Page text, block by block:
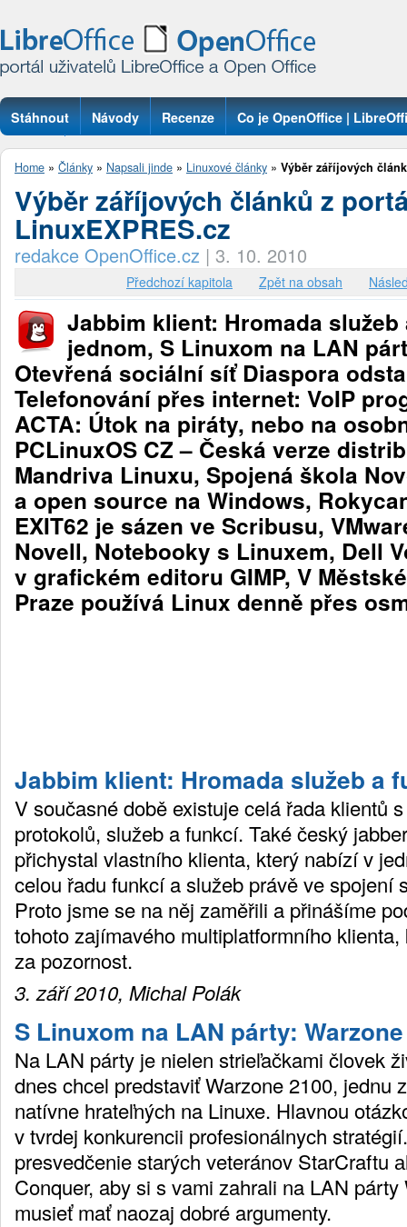
Stáhnout Návody Recenze Co je OpenOffice |
Otázky
Home » Články » Napsali jinde » Linuxové články » Výběr záříjových
Výběr záříjových článků z
LinuxEXPRES.cz
redakce OpenOffice.cz | 3. 10. 2010
Předchozí kapitola Zpět na obsah
Jabbim klient: Hromada
jednom, S Linuxom na LAN
Otevřená sociální síť Diaspora
Telefonování přes internet: VoIP
ACTA: Útok na piráty, nebo na
PCLinuxOS CZ – Česká verze
Mandriva Linuxu, Spojená škola
a open source na Windows,
EXIT62 je sázen ve Scribusu,
Novell, Notebooky s Linuxem, Dell
v grafickém editoru GIMP, V
Praze používá Linux denně přes
Jabbim klient: Hromada služeb a
V současné době existuje celá řada klientů
protokolů, služeb a funkcí. Také český
přichystal vlastního klienta, který nabízí v
celou řadu funkcí a služeb právě ve spojení
Proto jsme se na něj zaměřili a přinášíme
tohoto zajímavého multiplatformního
za pozornost.
3. září 2010, Michal Polák
S Linuxom na LAN párty:
Na LAN párty je nielen strieľačkami človek
dnes chcel predstaviť Warzone 2100, jednu
natívne hrateľných na Linuxe. Hlavnou
v tvrdej konkurencii profesionálnych
presvedčenie starých veteránov StarCraftu
Conquer, aby si s vami zahrali na LAN párty
musieť mať naozaj dobré argumenty.